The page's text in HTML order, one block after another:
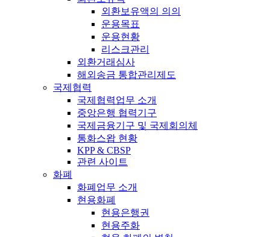
외환보유액의 의의
운용목표
운용현황
리스크관리
외환거래심사
해외송금 통합관리제도
국제협력
국제협력업무 소개
중앙은행 협력기구
국제금융기구 및 국제회의체
통화스왑 현황
KPP & CBSP
관련 사이트
화폐
화폐업무 소개
현용화폐
현용은행권
현용주화